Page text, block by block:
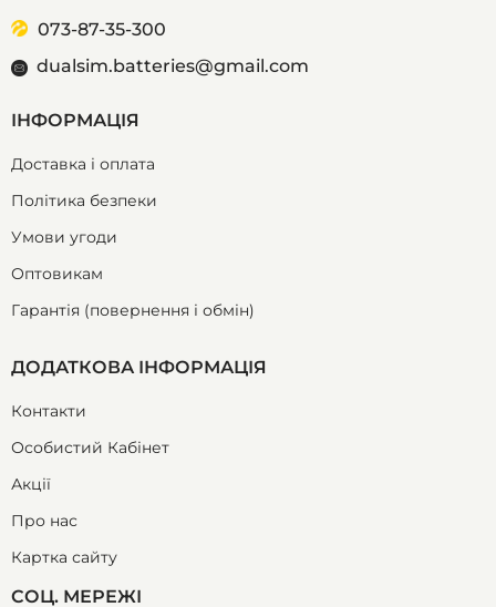
073-87-35-300
dualsim.batteries@gmail.com
ІНФОРМАЦІЯ
Доставка і оплата
Політика безпеки
Умови угоди
Оптовикам
Гарантія (повернення і обмін)
ДОДАТКОВА ІНФОРМАЦІЯ
Контакти
Особистий Кабінет
Акції
Про нас
Картка сайту
СОЦ. МЕРЕЖІ